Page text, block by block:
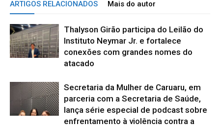
ARTIGOS RELACIONADOS Mais do autor
Thalyson Girão participa do Leilão do
Instituto Neymar Jr. e fortalece
conexões com grandes nomes do
atacado
Secretaria da Mulher de Caruaru, em
parceria com a Secretaria de Saúde,
lança série especial de podcast sobre
enfrentamento à violência contra a